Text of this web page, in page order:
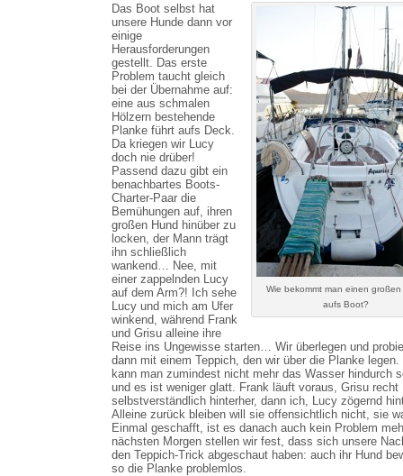
Wie bekommt man einen großen
aufs Boot?
Das Boot selbst hat
unsere Hunde dann vor
einige
Herausforderungen
gestellt. Das erste
Problem taucht gleich
bei der Übernahme auf:
eine aus schmalen
Hölzern bestehende
Planke führt aufs Deck.
Da kriegen wir Lucy
doch nie drüber!
Passend dazu gibt ein
benachbartes Boots-
Charter-Paar die
Bemühungen auf, ihren
großen Hund hinüber zu
locken, der Mann trägt
ihn schließlich
wankend… Nee, mit
einer zappelnden Lucy
auf dem Arm?! Ich sehe
Lucy und mich am Ufer
winkend, während Frank
und Grisu alleine ihre
Reise ins Ungewisse starten… Wir überlegen und
dann mit einem Teppich, den wir über die Planke legen.
kann man zumindest nicht mehr das Wasser hindurch
und es ist weniger glatt. Frank läuft voraus, Grisu recht
selbstverständlich hinterher, dann ich, Lucy zögernd
Alleine zurück bleiben will sie offensichtlich nicht, sie
Einmal geschafft, ist es danach auch kein Problem
nächsten Morgen stellen wir fest, dass sich unsere
den Teppich-Trick abgeschaut haben: auch ihr Hund
so die Planke problemlos.